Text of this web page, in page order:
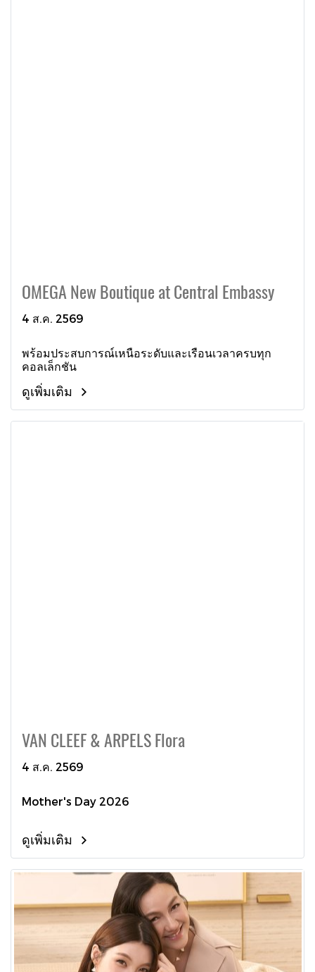
OMEGA New Boutique at Central Embassy
4 ส.ค. 2569
พร้อมประสบการณ์เหนือระดับและเรือนเวลาครบทุก
คอลเล็กชัน
ดูเพิ่มเติม
VAN CLEEF & ARPELS Flora
4 ส.ค. 2569
Mother's Day 2026
ดูเพิ่มเติม